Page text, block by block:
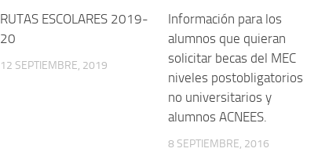
RUTAS ESCOLARES 2019-
20
12 SEPTIEMBRE, 2019
Información para los
alumnos que quieran
solicitar becas del MEC
niveles postobligatorios
no universitarios y
alumnos ACNEES.
8 SEPTIEMBRE, 2016